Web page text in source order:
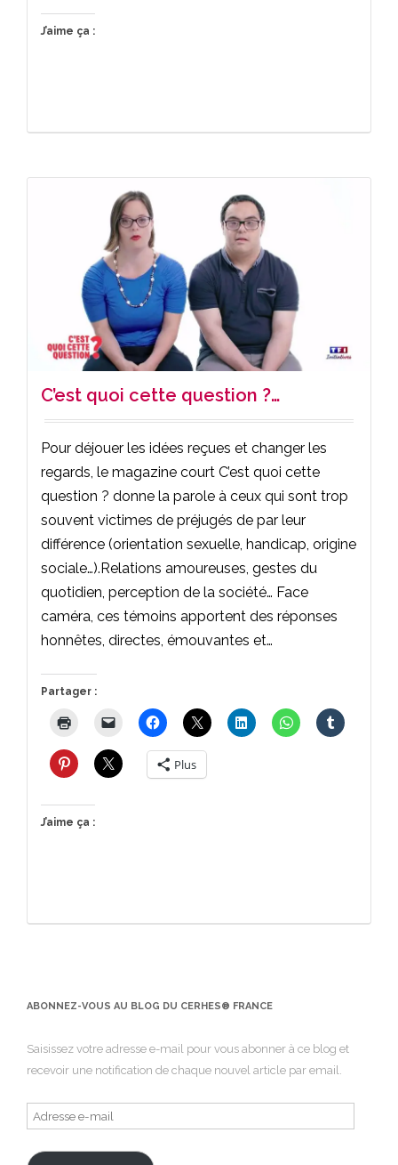
J’aime ça :
C’est quoi cette question ?…
Pour déjouer les idées reçues et changer les
regards, le magazine court C’est quoi cette
question ? donne la parole à ceux qui sont trop
souvent victimes de préjugés de par leur
différence (orientation sexuelle, handicap, origine
sociale…).Relations amoureuses, gestes du
quotidien, perception de la société… Face
caméra, ces témoins apportent des réponses
honnêtes, directes, émouvantes et…
Partager :
Plus
J’aime ça :
ABONNEZ-VOUS AU BLOG DU CERHES® FRANCE
Saisissez votre adresse e-mail pour vous abonner à ce blog et
recevoir une notification de chaque nouvel article par email.
Adresse
e-
mail